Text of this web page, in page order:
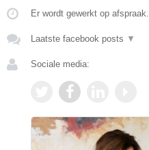
Er wordt gewerkt op afspraak.
Laatste facebook posts ▼
Sociale media: